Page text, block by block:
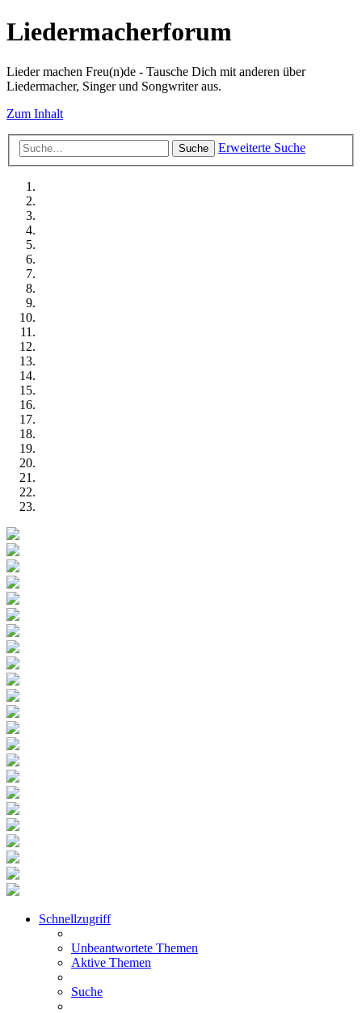
Liedermacherforum
Lieder machen Freu(n)de - Tausche Dich mit anderen über
Liedermacher, Singer und Songwriter aus.
Zum Inhalt
Suche Erweiterte Suche
Schnellzugriff
Unbeantwortete Themen
Aktive Themen
Suche